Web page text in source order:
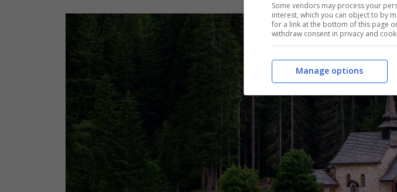
Some vendors may process your
interest, which you can object to by
for a link at the bottom of this page
withdraw consent in privacy and
Manage options